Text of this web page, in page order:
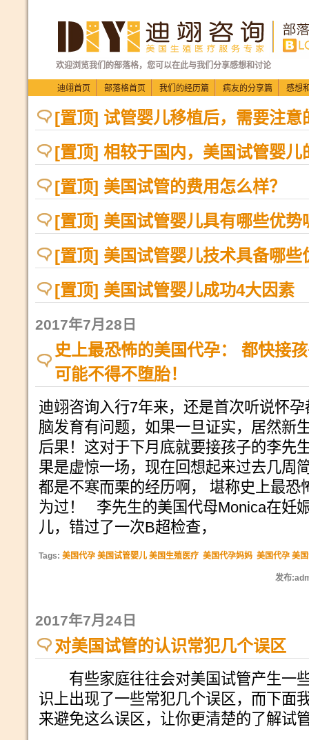
欢迎浏览我们的部落格，您可以在此与我们分享感想和讨论
迪翊首页 部落格首页 我们的经历篇 病友的分享篇 感想
[置顶] 试管婴儿移植后，需要注意
[置顶] 相较于国内，美国试管婴儿
[置顶] 美国试管的费用怎么样？
[置顶] 美国试管婴儿具有哪些优势
[置顶] 美国试管婴儿技术具备哪些
[置顶] 美国试管婴儿成功4大因素
2017年7月28日
史上最恐怖的美国代孕： 都快接
可能不得不堕胎！
迪翊咨询入行7年来，还是首次听说怀
脑发育有问题，如果一旦证实，居然新
后果！这对于下月底就要接孩子的李先
果是虚惊一场，现在回想起来过去几周
都是不寒而栗的经历啊， 堪称史上最恐
为过！ 李先生的美国代母Monica在妊
儿，错过了一次B超检查，
Tags: 美国代孕 美国试管婴儿 美国生殖医疗 美国代孕妈妈 美国代孕 美
发布
2017年7月24日
对美国试管的认识常犯几个误区
有些家庭往往会对美国试管产生一
识上出现了一些常犯几个误区，而下面
来避免这么误区，让你更清楚的了解试